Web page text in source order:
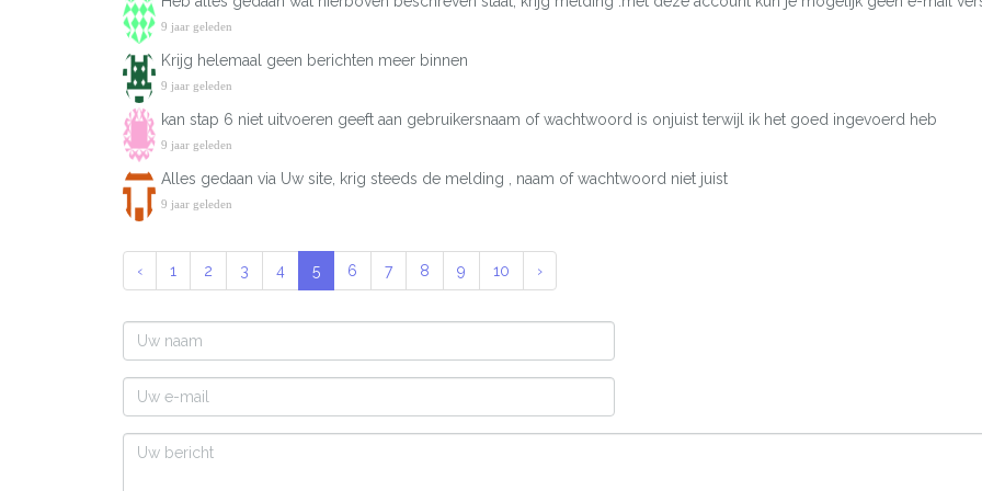
9 jaar geleden
Krijg helemaal geen berichten meer binnen
9 jaar geleden
kan stap 6 niet uitvoeren geeft aan gebruikersnaam of wachtwoord is onjuist terwijl ik het goed ingevoerd heb
9 jaar geleden
Alles gedaan via Uw site, krig steeds de melding , naam of wachtwoord niet juist
9 jaar geleden
‹ 1 2 3 4 5 6 7 8 9 10 ›